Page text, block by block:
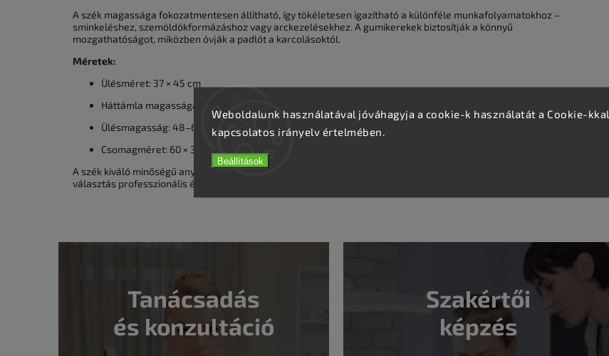
Weboldalunk használatával jóváhagyja a cookie-k használatát a Cookie-kkal
kapcsolatos irányelv értelmében.
Beállítások
A szék magassága fokozatmentesen állítható, így tökéletesen igazítható a különféle munkafolyamatokhoz –
sminkeléshez, szemöldökformázáshoz vagy arckezelésekhez. A gumikerekek biztosítják a könnyű
mozgathatóságot, miközben óvják a padlót a karcolásoktól.
Méretek:
Ülésméret: 37 × 45 cm
Háttámla magassága: 30 cm
Ülésmagasság: 48–61 cm
Csomagméret: 60 × 38 × 54 cm
A szék kiváló minőségű anyagai garantálják a hosszú távú használatot és az egyszerű tisztíthatóságot. Tökéletes
választás professzionális és otthoni használatra egyaránt.
Tanácsadás
és konzultáció
Szakértői
képzés